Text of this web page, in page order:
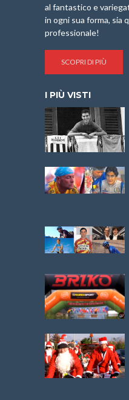
al fantastico e
in ogni sua forma, sia
professionale!
SCOPRI DI PIÙ
I PIÙ VISTI